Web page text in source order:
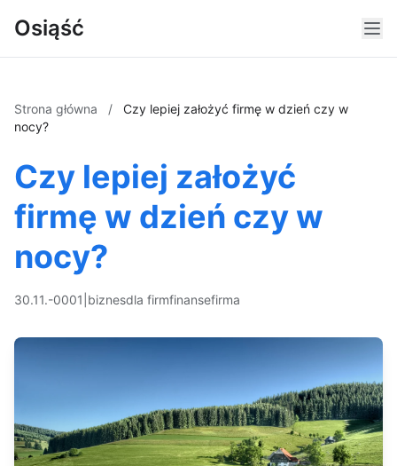
Osiąść
Strona główna /
Czy lepiej założyć firmę w dzień czy w
nocy?
Czy lepiej założyć
firmę w dzień czy w
nocy?
30.11.-0001 biznesdla firmfinansefirma